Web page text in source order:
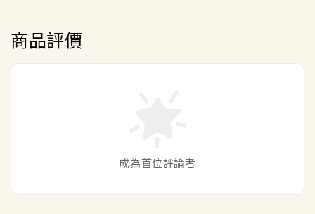
商品評價
成為首位評論者